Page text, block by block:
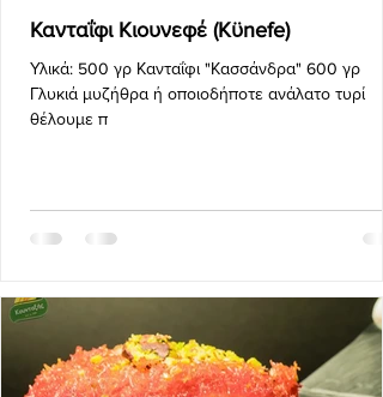
Κανταΐφι Κιουνεφέ (Kϋnefe)
Υλικά: 500 γρ Κανταΐφι "Κασσάνδρα" 600 γρ
Γλυκιά μυζήθρα ή οποιοδήποτε ανάλατο τυρί
θέλουμε π